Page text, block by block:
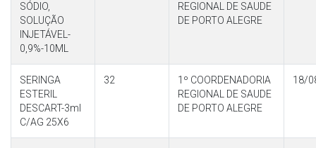
SÓDIO,
SOLUÇÃO
INJETÁVEL-
0,9%-10ML
REGIONAL DE SAUDE
DE PORTO ALEGRE
SERINGA
ESTERIL
DESCART-3ml
C/AG 25X6
32
1º COORDENADORIA
REGIONAL DE SAUDE
DE PORTO ALEGRE
18/